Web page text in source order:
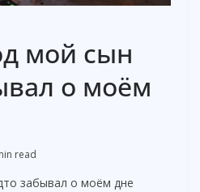
мой сын
о моём
read
забывал о моём дне